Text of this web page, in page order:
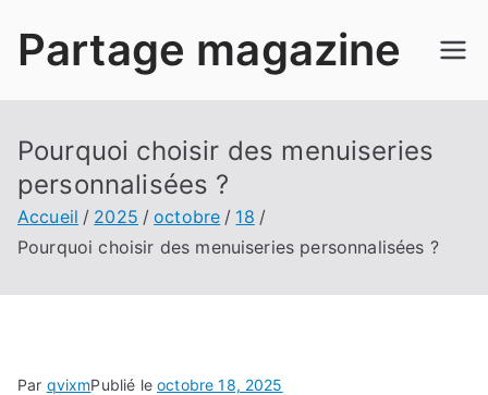
Partage magazine
Pourquoi choisir des menuiseries
personnalisées ?
Accueil 2025 octobre
18
Pourquoi choisir des menuiseries personnalisées ?
Par qvixmPublié leoctobre 18, 2025